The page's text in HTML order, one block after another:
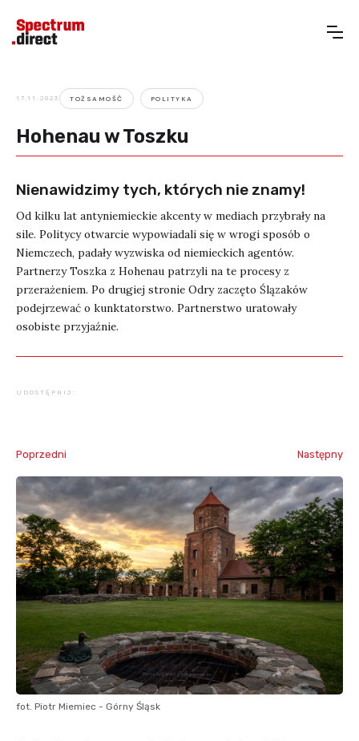
17.11.2023 TOŻSAMOŚĆ POLITYKA
Hohenau w Toszku
Nienawidzimy tych, których nie znamy!
Od kilku lat antyniemieckie akcenty w mediach przybrały na
sile. Politycy otwarcie wypowiadali się w wrogi sposób o
Niemczech, padały wyzwiska od niemieckich agentów.
Partnerzy Toszka z Hohenau patrzyli na te procesy z
przerażeniem. Po drugiej stronie Odry zaczęto Ślązaków
podejrzewać o kunktatorstwo. Partnerstwo uratowały
osobiste przyjaźnie.
UDOSTĘPNIJ:
Poprzedni Następny
fot. Piotr Miemiec - Górny Śląsk